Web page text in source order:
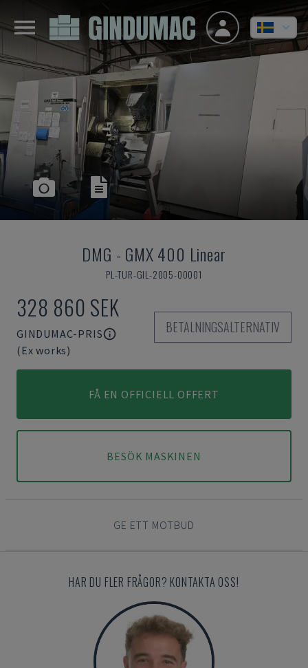
DMG - GMX 400 Linear
PL-TUR-GIL-2005-00001
328 860 SEK
GINDUMAC-PRIS
(Ex works)
BETALNINGSALTERNATIV
FÅ EN OFFICIELL OFFERT
BESÖK MASKINEN
GE ETT MOTBUD
HAR DU FLER FRÅGOR? KONTAKTA OSS!